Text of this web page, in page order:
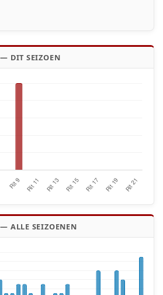
DIT SEIZOEN
ALLE SEIZOENEN